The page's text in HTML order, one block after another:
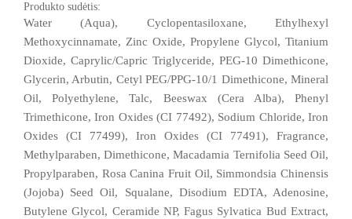
Produkto sudėtis:
Water (Aqua), Cyclopentasiloxane, Ethylhexyl
Methoxycinnamate, Zinc Oxide, Propylene Glycol, Titanium
Dioxide, Caprylic/Capric Triglyceride, PEG-10 Dimethicone,
Glycerin, Arbutin, Cetyl PEG/PPG-10/1 Dimethicone, Mineral
Oil, Polyethylene, Talc, Beeswax (Cera Alba), Phenyl
Trimethicone, Iron Oxides (CI 77492), Sodium Chloride, Iron
Oxides (CI 77499), Iron Oxides (CI 77491), Fragrance,
Methylparaben, Dimethicone, Macadamia Ternifolia Seed Oil,
Propylparaben, Rosa Canina Fruit Oil, Simmondsia Chinensis
(Jojoba) Seed Oil, Squalane, Disodium EDTA, Adenosine,
Butylene Glycol, Ceramide NP, Fagus Sylvatica Bud Extract,